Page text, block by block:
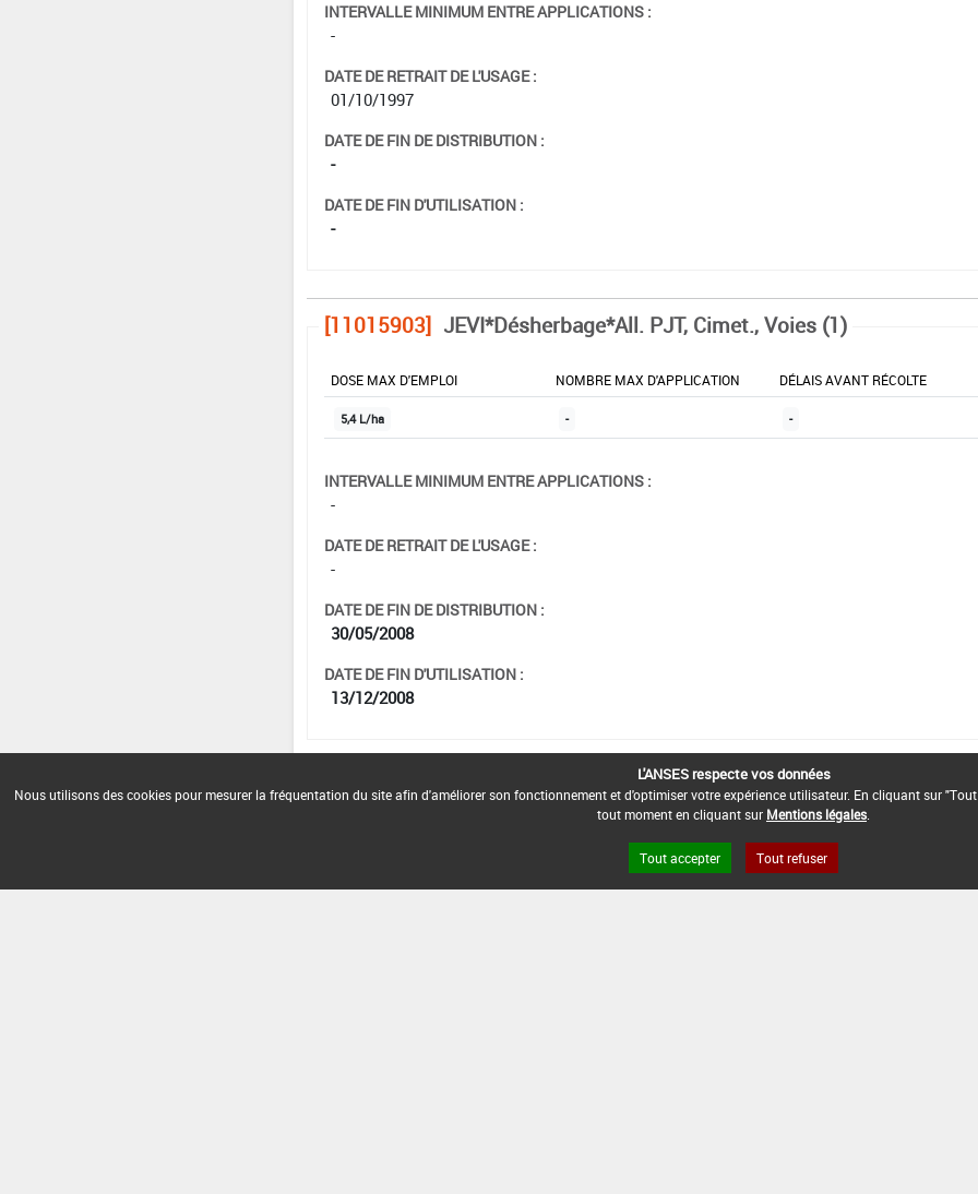
INTERVALLE MINIMUM ENTRE APPLICATIONS :
-
DATE DE RETRAIT DE L'USAGE :
01/10/1997
DATE DE FIN DE DISTRIBUTION :
-
DATE DE FIN D'UTILISATION :
-
[11015903] JEVI*Désherbage*All. PJT, Cimet., Voies (1)
DOSE MAX D'EMPLOI NOMBRE MAX D'APPLICATION DÉLAIS AVANT RÉCOLTE
5,4 L/ha - -
INTERVALLE MINIMUM ENTRE APPLICATIONS :
-
DATE DE RETRAIT DE L'USAGE :
-
DATE DE FIN DE DISTRIBUTION :
30/05/2008
DATE DE FIN D'UTILISATION :
13/12/2008
L'ANSES respecte vos données
Nous utilisons des cookies pour mesurer la fréquentation du site afin d'améliorer son fonctionnement et d'optimiser votre expérience utilisateur. En cliquant sur
tout moment en cliquant sur Mentions légales
Tout accepter Tout refuser